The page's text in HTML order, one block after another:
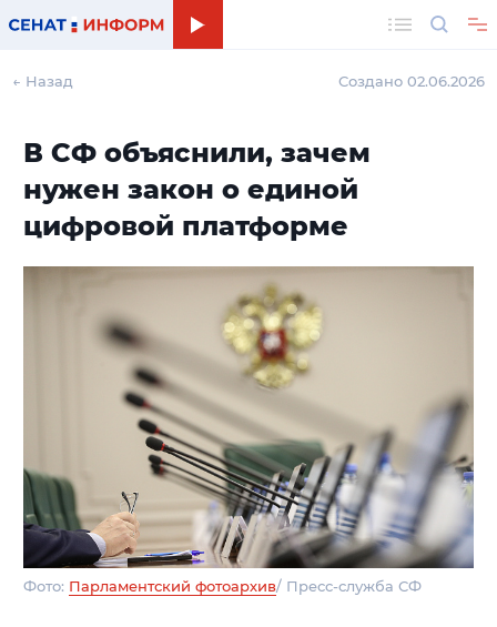
← Назад Создано 02.06.2026
В СФ объяснили, зачем
нужен закон о единой
цифровой платформе
Фото: Парламентский фотоархив/ Пресс-служба СФ